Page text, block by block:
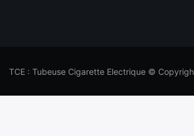
TCE : Tubeuse Cigarette Electrique ©